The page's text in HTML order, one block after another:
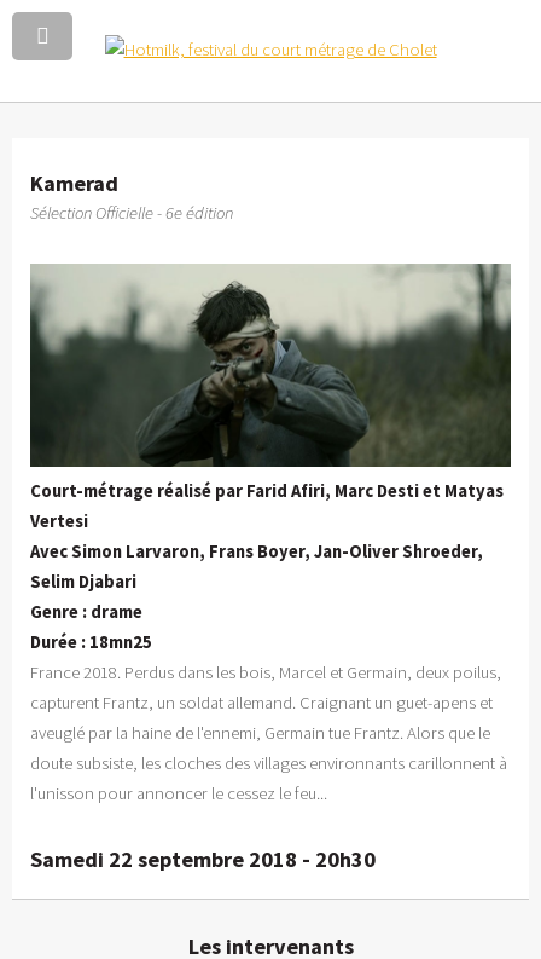
Kamerad
Sélection Officielle - 6e édition
Court-métrage réalisé par Farid Afiri, Marc Desti et Matyas
Vertesi
Avec Simon Larvaron, Frans Boyer, Jan-Oliver Shroeder,
Selim Djabari
Genre : drame
Durée : 18mn25
France 2018. Perdus dans les bois, Marcel et Germain, deux poilus,
capturent Frantz, un soldat allemand. Craignant un guet-apens et
aveuglé par la haine de l'ennemi, Germain tue Frantz. Alors que le
doute subsiste, les cloches des villages environnants carillonnent à
l'unisson pour annoncer le cessez le feu...
Samedi 22 septembre 2018 - 20h30
Les intervenants